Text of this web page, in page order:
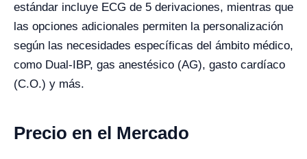
estándar incluye ECG de 5 derivaciones, mientras que
las opciones adicionales permiten la personalización
según las necesidades específicas del ámbito médico,
como Dual-IBP, gas anestésico (AG), gasto cardíaco
(C.O.) y más.
Precio en el Mercado